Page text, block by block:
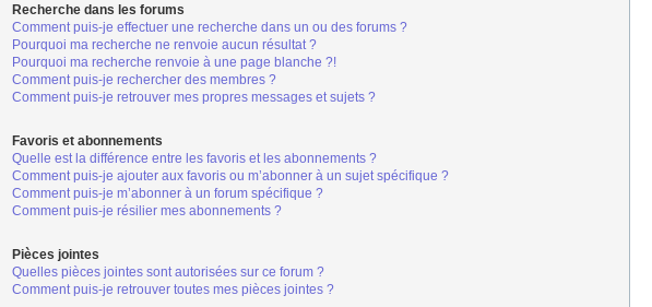
Recherche dans les forums
Comment puis-je effectuer une recherche dans un ou des forums ?
Pourquoi ma recherche ne renvoie aucun résultat ?
Pourquoi ma recherche renvoie à une page blanche ?!
Comment puis-je rechercher des membres ?
Comment puis-je retrouver mes propres messages et sujets ?
Favoris et abonnements
Quelle est la différence entre les favoris et les abonnements ?
Comment puis-je ajouter aux favoris ou m’abonner à un sujet spécifique ?
Comment puis-je m’abonner à un forum spécifique ?
Comment puis-je résilier mes abonnements ?
Pièces jointes
Quelles pièces jointes sont autorisées sur ce forum ?
Comment puis-je retrouver toutes mes pièces jointes ?